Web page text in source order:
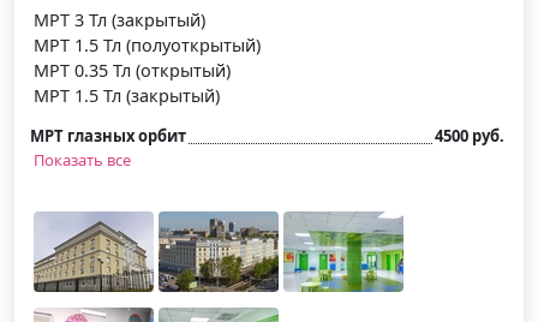
МРТ 3 Тл (закрытый)
МРТ 1.5 Тл (полуоткрытый)
МРТ 0.35 Тл (открытый)
МРТ 1.5 Тл (закрытый)
МРТ глазных орбит
4500 руб.
Показать все